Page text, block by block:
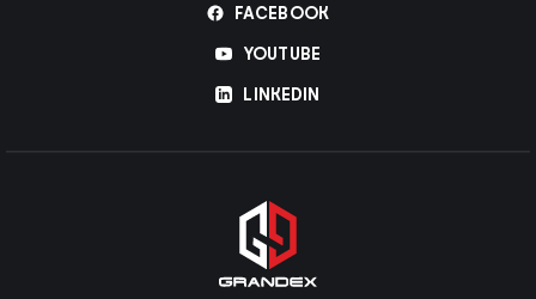
FACEBOOK
YOUTUBE
LINKEDIN